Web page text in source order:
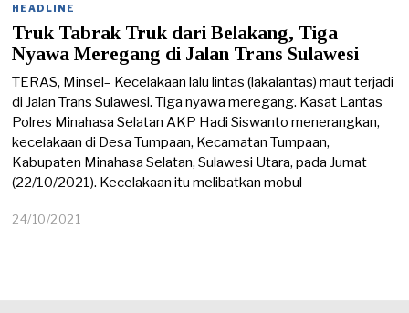
HEADLINE
Truk Tabrak Truk dari Belakang, Tiga
Nyawa Meregang di Jalan Trans Sulawesi
TERAS, Minsel– Kecelakaan lalu lintas (lakalantas) maut terjadi
di Jalan Trans Sulawesi. Tiga nyawa meregang. Kasat Lantas
Polres Minahasa Selatan AKP Hadi Siswanto menerangkan,
kecelakaan di Desa Tumpaan, Kecamatan Tumpaan,
Kabupaten Minahasa Selatan, Sulawesi Utara, pada Jumat
(22/10/2021). Kecelakaan itu melibatkan mobul
24/10/2021